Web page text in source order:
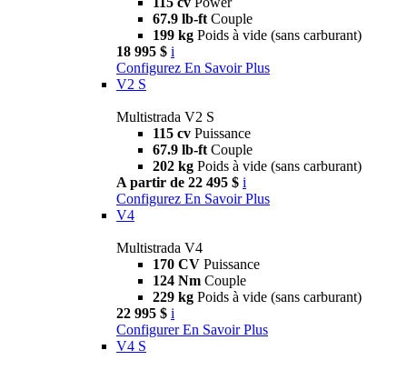
67.9 lb-ft Couple
199 kg Poids à vide (sans carburant)
18 995 $ i
Configurez En Savoir Plus
V2 S
Multistrada V2 S
115 cv Puissance
67.9 lb-ft Couple
202 kg Poids à vide (sans carburant)
A partir de 22 495 $ i
Configurez En Savoir Plus
V4
Multistrada V4
170 CV Puissance
124 Nm Couple
229 kg Poids à vide (sans carburant)
22 995 $ i
Configurer En Savoir Plus
V4 S